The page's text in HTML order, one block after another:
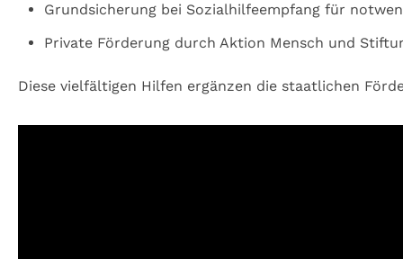
Grundsicherung bei Sozialhilfeempfang für
Private Förderung durch Aktion Mensch und
Diese vielfältigen Hilfen ergänzen die staatlichen